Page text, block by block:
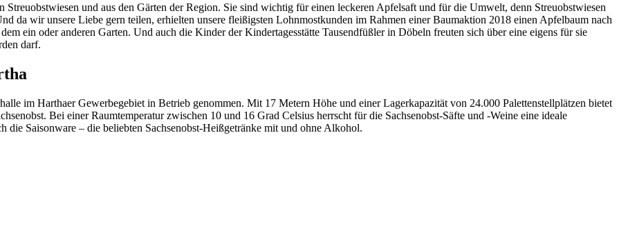
und aus den Gärten der Region. Sie sind wichtig für einen leckeren Apfelsaft und für die Umwelt, denn Streuobstwiesen
da wir unsere Liebe gern teilen, erhielten unsere fleißigsten Lohnmostkunden im Rahmen einer Baumaktion 2018 einen Apfelbaum nach
ein oder anderen Garten. Und auch die Kinder der Kindertagesstätte Tausendfüßler in Döbeln freuten sich über eine eigens für sie
darf.
im Harthaer Gewerbegebiet in Betrieb genommen. Mit 17 Metern Höhe und einer Lagerkapazität von 24.000 Palettenstellplätzen bietet
Bei einer Raumtemperatur zwischen 10 und 16 Grad Celsius herrscht für die Sachsenobst-Säfte und -Weine eine ideale
die Saisonware – die beliebten Sachsenobst-Heißgetränke mit und ohne Alkohol.